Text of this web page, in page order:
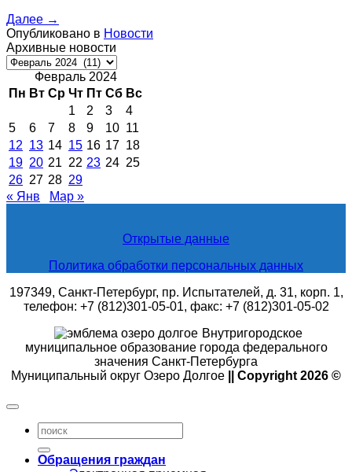
Далее →
Опубликовано в Новости
Архивные новости
Архивные
новостиФевраль 2024
Пн Вт Ср Чт Пт Сб Вс
1
2 3
4
5
6 7 8 9 10 11
12 13 14 15 16 17 18
19 20 21 22 23 24 25
26 27 28 29
« Янв
Мар »
Открытые данные
Политика обработки персональных данных
197349, Санкт-Петербург, пр. Испытателей, д. 31, корп. 1,
телефон: +7 (812)301-05-01, факс: +7 (812)301-05-02
Внутригородское
муниципальное образование города федерального
значения Санкт-Петербурга
Муниципальный округ Озеро Долгое
|| Copyright 2026 ©
Обращения граждан